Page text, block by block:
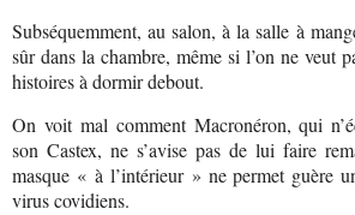
Subséquemment, au salon, à la salle à
sûr dans la chambre, même si l’on ne veut
histoires à dormir debout.
On voit mal comment Macronéron, qui
son Castex, ne s’avise pas de lui faire
masque « à l’intérieur » ne permet guère
virus covidiens.